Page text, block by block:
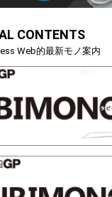
タフな腕時計を。G-
当に機能も見た…
CONTENTS
Web的最新モノ案内